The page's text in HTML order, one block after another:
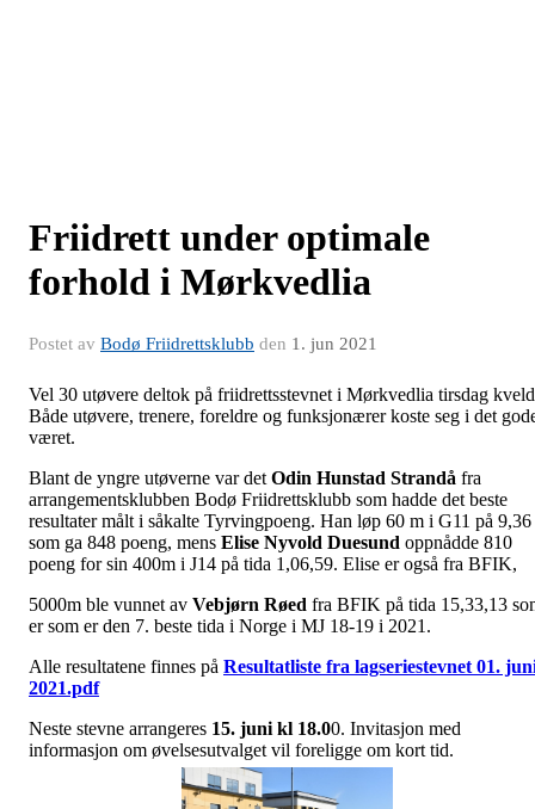
Friidrett under optimale
forhold i Mørkvedlia
Postet av Bodø Friidrettsklubb den 1. jun 2021
Vel 30 utøvere deltok på friidrettsstevnet i Mørkvedlia tirsdag
Både utøvere, trenere, foreldre og funksjonærer koste seg i det
været.
Blant de yngre utøverne var det Odin Hunstad Strandå fra
arrangementsklubben Bodø Friidrettsklubb som hadde det beste
resultater målt i såkalte Tyrvingpoeng. Han løp 60 m i G11 på 9,36
som ga 848 poeng, mens Elise Nyvold Duesund oppnådde 810
poeng for sin 400m i J14 på tida 1,06,59. Elise er også fra BFIK,
5000m ble vunnet av Vebjørn Røed fra BFIK på tida 15,33,13
er som er den 7. beste tida i Norge i MJ 18-19 i 2021.
Alle resultatene finnes på Resultatliste fra lagseriestevnet 01.
2021.pdf
Neste stevne arrangeres 15. juni kl 18.00. Invitasjon med
informasjon om øvelsesutvalget vil foreligge om kort tid.